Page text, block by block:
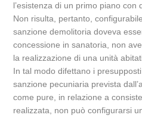
l’esistenza di un primo piano con
Non risulta, pertanto,
sanzione demolitoria doveva
concessione in sanatoria, non
la realizzazione di una unità
In tal modo difettano i
sanzione pecuniaria prevista
come pure, in relazione a
realizzata, non può configurarsi